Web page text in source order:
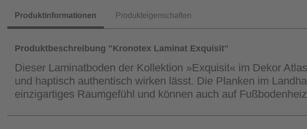
Produktinformationen Produkteigenschaften
Produktbeschreibung "Kronotex Laminat Exquisit"
Dieser Laminatboden der Kollektion »Exquisit« im Dekor
und haptisch authentisch wirken lässt. Die Planken im
einzigartiges Raumgefühl und können auch auf